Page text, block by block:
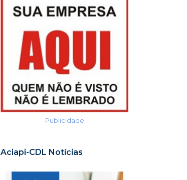
Publicidade
Aciapi-CDL Notícias